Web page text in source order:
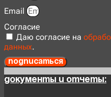
Email
Согласие
Даю согласие на
данных.
Подписаться
Документы и отчеты: